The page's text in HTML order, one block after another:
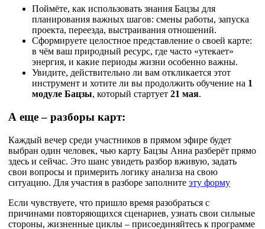
Поймёте, как использовать знания Бацзы для
планирования важных шагов: смены работы, запуска
проекта, переезда, выстраивания отношений.​
Сформируете целостное представление о своей карте:
в чём ваш природный ресурс, где часто «утекает»
энергия, и какие периоды жизни особенно важны.​
Увидите, действительно ли вам откликается этот
инструмент и хотите ли вы продолжить обучение на 1
модуле Бацзы, который стартует 21 мая.​
А еще – разборы карт:
Каждый вечер среди участников в прямом эфире будет
выбран один человек, чью карту Бацзы Анна разберёт прямо
здесь и сейчас. Это шанс увидеть разбор вживую, задать
свои вопросы и примерить логику анализа на свою
ситуацию.​ Для участия в разборе заполните эту форму
Если чувствуете, что пришло время разобраться с
причинами повторяющихся сценариев, узнать свои сильные
стороны, жизненные циклы – присоединяйтесь к программе